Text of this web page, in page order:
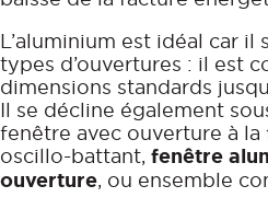
L’aluminium est idéal car il
types d’ouvertures : il est
dimensions standards
Il se décline également
fenêtre avec ouverture à la
oscillo-battant, fenêtre
ouverture, ou ensemble